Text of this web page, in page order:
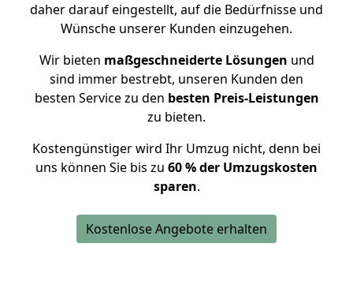
daher darauf eingestellt, auf die Bedürfnisse und
Wünsche unserer Kunden einzugehen.
Wir bieten maßgeschneiderte Lösungen und
sind immer bestrebt, unseren Kunden den
besten Service zu den besten Preis-Leistungen
zu bieten.
Kostengünstiger wird Ihr Umzug nicht, denn bei
uns können Sie bis zu 60 % der Umzugskosten
sparen.
Kostenlose Angebote erhalten